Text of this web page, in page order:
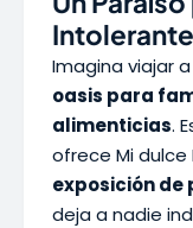
Imagina viajar
oasis para
alimenticias.
ofrece Mi dulce
exposición de
deja a nadie